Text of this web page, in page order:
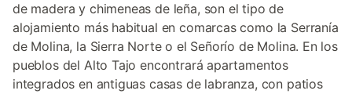
de madera y chimeneas de leña, son el tipo de
alojamiento más habitual en comarcas como la Serranía
de Molina, la Sierra Norte o el Señorío de Molina. En los
pueblos del Alto Tajo encontrará apartamentos
integrados en antiguas casas de labranza, con patios